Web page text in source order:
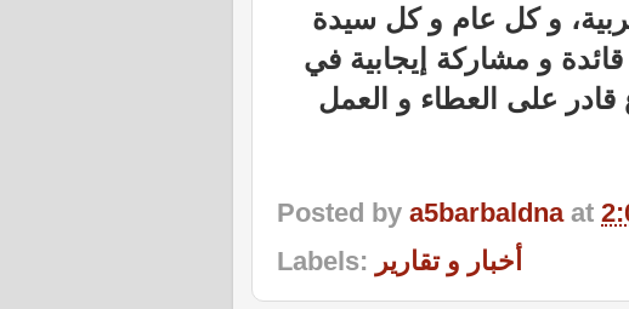
و كل عام و كل سيدة
و مشاركة إيجابية في
قادر على العطاء و العمل
Posted by a5barbaldna at
Labels: أخبار و تقارير